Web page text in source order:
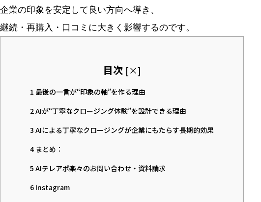
企業の印象を安定して良い方向へ導き、
継続・再購入・口コミに大きく影響するのです。
目次 [×]
1 最後の一言が“印象の軸”を作る理由
2AIが“丁寧なクロージング体験”を設計できる理由
3 AIによる丁寧なクロージングが企業にもたらす長期的効果
4 まとめ：
5 AIテレアポ楽々のお問い合わせ・資料請求
6 Instagram